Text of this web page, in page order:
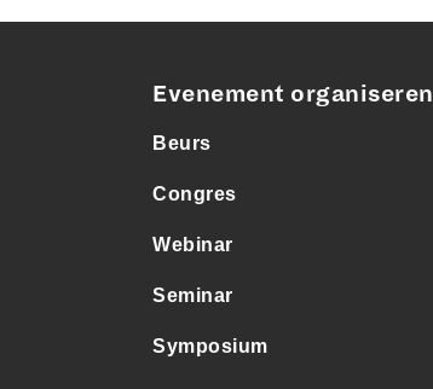
Evenement organiseren
Beurs
Congres
Webinar
Seminar
Symposium